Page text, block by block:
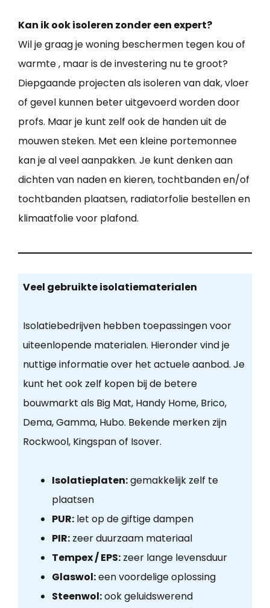
Kan ik ook isoleren zonder een expert?
Wil je graag je woning beschermen tegen kou of
warmte , maar is de investering nu te groot?
Diepgaande projecten als isoleren van dak, vloer
of gevel kunnen beter uitgevoerd worden door
profs. Maar je kunt zelf ook de handen uit de
mouwen steken. Met een kleine portemonnee
kan je al veel aanpakken. Je kunt denken aan
dichten van naden en kieren, tochtbanden en/of
tochtbanden plaatsen, radiatorfolie bestellen en
klimaatfolie voor plafond.
Veel gebruikte isolatiematerialen
Isolatiebedrijven hebben toepassingen voor
uiteenlopende materialen. Hieronder vind je
nuttige informatie over het actuele aanbod. Je
kunt het ook zelf kopen bij de betere
bouwmarkt als Big Mat, Handy Home, Brico,
Dema, Gamma, Hubo. Bekende merken zijn
Rockwool, Kingspan of Isover.
Isolatieplaten:gemakkelijk zelf te
plaatsen
PUR:let op de giftige dampen
PIR:zeer duurzaam materiaal
Tempex / EPS:zeer lange levensduur
Glaswol:een voordelige oplossing
Steenwol:ook geluidswerend